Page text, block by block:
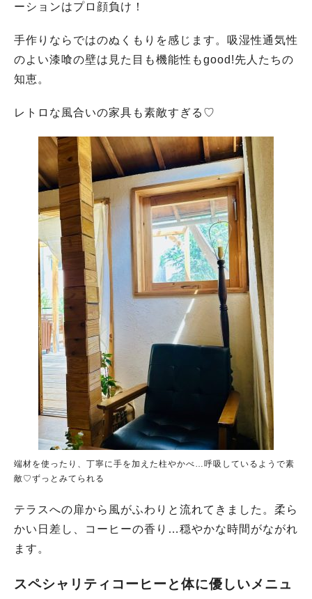
ーションはプロ顔負け！
手作りならではのぬくもりを感じます。吸湿性通気性
のよい漆喰の壁は見た目も機能性もgood!先人たちの
知恵。
レトロな風合いの家具も素敵すぎる♡
端材を使ったり、丁寧に手を加えた柱やかべ…呼吸しているようで素
敵♡ずっとみてられる
テラスへの扉から風がふわりと流れてきました。柔ら
かい日差し、コーヒーの香り…穏やかな時間がながれ
ます。
スペシャリティコーヒーと体に優しいメニュ